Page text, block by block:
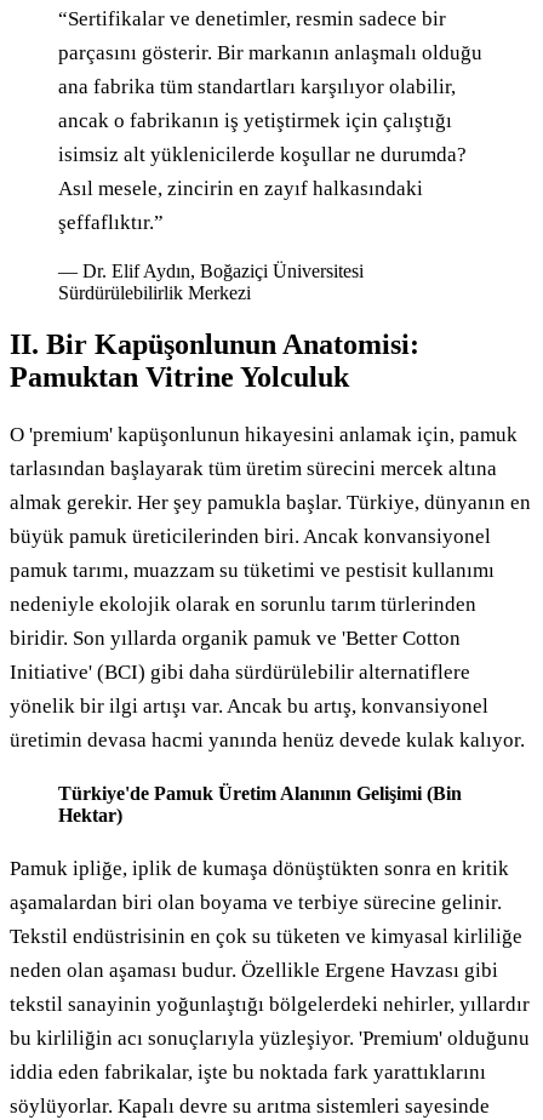
“Sertifikalar ve denetimler, resmin sadece bir
parçasını gösterir. Bir markanın anlaşmalı olduğu
ana fabrika tüm standartları karşılıyor olabilir,
ancak o fabrikanın iş yetiştirmek için çalıştığı
isimsiz alt yüklenicilerde koşullar ne durumda?
Asıl mesele, zincirin en zayıf halkasındaki
şeffaflıktır.”
— Dr. Elif Aydın, Boğaziçi Üniversitesi
Sürdürülebilirlik Merkezi
II. Bir Kapüşonlunun Anatomisi:
Pamuktan Vitrine Yolculuk
O 'premium' kapüşonlunun hikayesini anlamak için, pamuk
tarlasından başlayarak tüm üretim sürecini mercek altına
almak gerekir. Her şey pamukla başlar. Türkiye, dünyanın en
büyük pamuk üreticilerinden biri. Ancak konvansiyonel
pamuk tarımı, muazzam su tüketimi ve pestisit kullanımı
nedeniyle ekolojik olarak en sorunlu tarım türlerinden
biridir. Son yıllarda organik pamuk ve 'Better Cotton
Initiative' (BCI) gibi daha sürdürülebilir alternatiflere
yönelik bir ilgi artışı var. Ancak bu artış, konvansiyonel
üretimin devasa hacmi yanında henüz devede kulak kalıyor.
Türkiye'de Pamuk Üretim Alanının Gelişimi (Bin
Hektar)
Pamuk ipliğe, iplik de kumaşa dönüştükten sonra en kritik
aşamalardan biri olan boyama ve terbiye sürecine gelinir.
Tekstil endüstrisinin en çok su tüketen ve kimyasal kirliliğe
neden olan aşaması budur. Özellikle Ergene Havzası gibi
tekstil sanayinin yoğunlaştığı bölgelerdeki nehirler, yıllardır
bu kirliliğin acı sonuçlarıyla yüzleşiyor. 'Premium' olduğunu
iddia eden fabrikalar, işte bu noktada fark yarattıklarını
söylüyorlar. Kapalı devre su arıtma sistemleri sayesinde